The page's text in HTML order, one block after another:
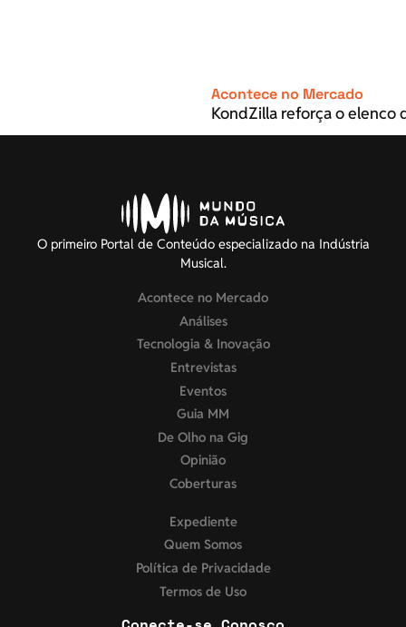
Acontece no Mercado
KondZilla reforça o elenco
O primeiro Portal de Conteúdo especializado na Indústria
Musical.
Acontece no Mercado
Análises
Tecnologia & Inovação
Entrevistas
Eventos
Guia MM
De Olho na Gig
Opinião
Coberturas
Expediente
Quem Somos
Política de Privacidade
Termos de Uso